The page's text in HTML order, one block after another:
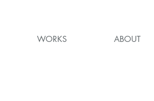
WORKS ABOUT